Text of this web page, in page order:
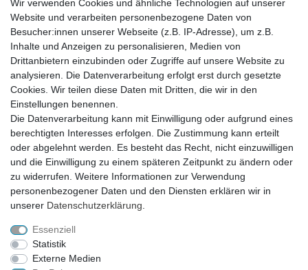
VERSAND
SICHER EINKAUFEN
Sicher einkaufen mit
durchgehender SSL-Verschlüsselung
Wir verwenden Cookies und ähnliche Technologien auf unserer
Website und verarbeiten personenbezogene Daten von
Besucher:innen unserer Webseite (z.B. IP-Adresse), um z.B.
Inhalte und Anzeigen zu personalisieren, Medien von
Drittanbietern einzubinden oder Zugriffe auf unsere Website zu
analysieren. Die Datenverarbeitung erfolgt erst durch gesetzte
Cookies. Wir teilen diese Daten mit Dritten, die wir in den
Einstellungen benennen.
Die Datenverarbeitung kann mit Einwilligung oder aufgrund eines
berechtigten Interesses erfolgen. Die Zustimmung kann erteilt
oder abgelehnt werden. Es besteht das Recht, nicht einzuwilligen
und die Einwilligung zu einem späteren Zeitpunkt zu ändern oder
zu widerrufen. Weitere Informationen zur Verwendung
personenbezogener Daten und den Diensten erklären wir in
unserer Daten­schutz­erklärung
Essenziell
Statistik
Externe Medien